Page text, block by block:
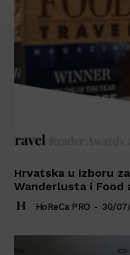
Hrvatska u izboru
Wanderlusta i Food
HoReCa PRO - 30/